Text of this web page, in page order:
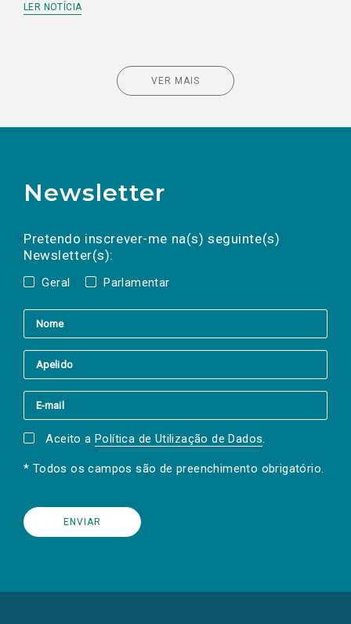
LER NOTÍCIA
VER MAIS
Newsletter
Pretendo inscrever-me na(s) seguinte(s)
Newsletter(s):
Geral Parlamentar
a(s) newsletter(s).
mail
Aceito a Política de Utilização de Dados.
* Todos os campos são de preenchimento obrigatório.